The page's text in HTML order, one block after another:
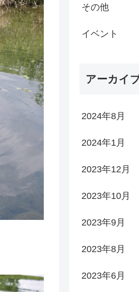
その他
イベント
アーカイ
2024年8月
2024年1月
2023年12月
2023年10月
2023年9月
2023年8月
2023年6月